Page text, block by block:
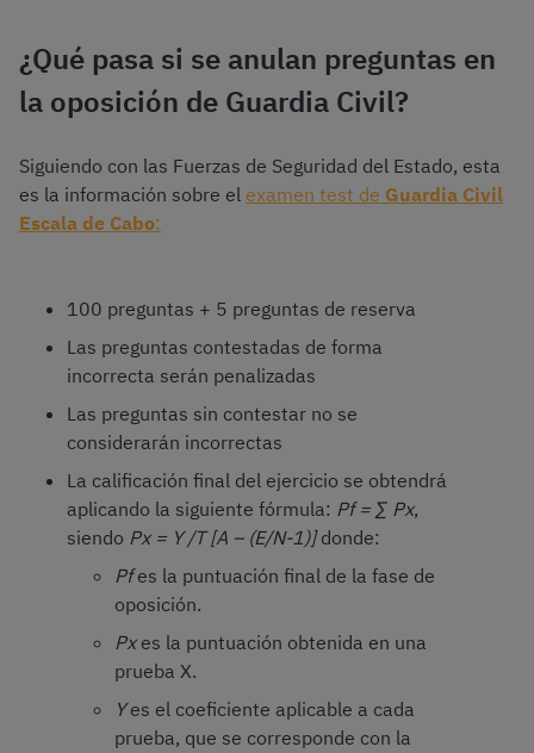
¿Qué pasa si se anulan preguntas en
la oposición de Guardia Civil?
Siguiendo con las Fuerzas de Seguridad del Estado, esta
es la información sobre el examen test de Guardia Civil
Escala de Cabo:
100 preguntas + 5 preguntas de reserva
Las preguntas contestadas de forma
incorrecta serán penalizadas
Las preguntas sin contestar no se
considerarán incorrectas
La calificación final del ejercicio se obtendrá
aplicando la siguiente fórmula: Pf = ∑ Px,
siendo Px = Y /T [A – (E/N-1)]donde:
Pfes la puntuación final de la fase de
oposición.
Pxes la puntuación obtenida en una
prueba X.
Yes el coeficiente aplicable a cada
prueba, que se corresponde con la